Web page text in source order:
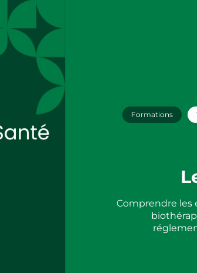
Formations
Comprendre les